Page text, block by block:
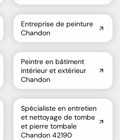
Entreprise de peinture
Chandon
Peintre en bâtiment
intérieur et extérieur
Chandon
Spécialiste en entretien
et nettoyage de tombe
et pierre tombale
Chandon 42190